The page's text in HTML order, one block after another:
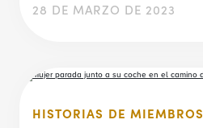
28 DE MARZO DE 2023
HISTORIAS DE MIEMBROS